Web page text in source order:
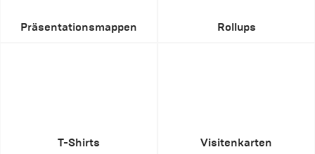
Präsentationsmappen Rollups
T-Shirts Visitenkarten